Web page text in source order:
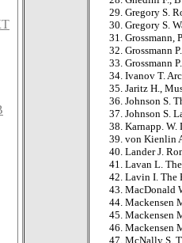
Gregory S.
Gregory S.
Grossmann,
Grossmann
Grossmann
Ivanov T.
Jaritz H.,
Johnson S.
Johnson S.
Karnapp. W.
von Kienlin
Lander J.
Lavan L.
Lavin I. The
MacDonald
Mackensen
Mackensen
Mackensen
McNally S.